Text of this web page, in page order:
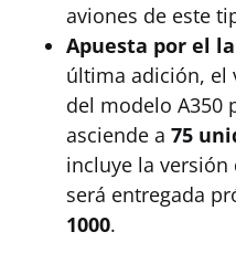
aviones de este
Apuesta por el
última adición, el
del modelo A350
asciende a 75
incluye la
será entregada
1000.